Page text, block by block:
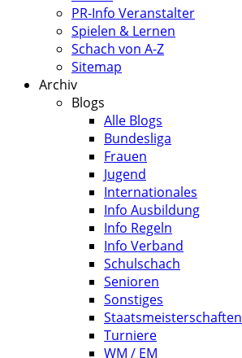
PR-Info Veranstalter
Spielen & Lernen
Schach von A-Z
Sitemap
Archiv
Blogs
Alle Blogs
Bundesliga
Frauen
Jugend
Internationales
Info Ausbildung
Info Regeln
Info Verband
Schulschach
Senioren
Sonstiges
Staatsmeisterschaften
Turniere
WM / EM